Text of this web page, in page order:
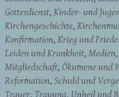
Gottesdienst Kinder- und
Kirchengeschichte
Konfirmation Krieg und
Leiden und Krankheit Medien
Mitgliedschaft Ökumene und
Reformation Schuld und